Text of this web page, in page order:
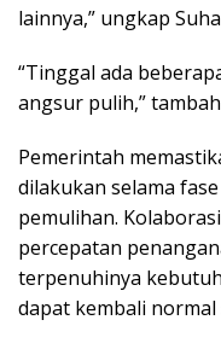
lainnya,” ungkap
“Tinggal ada
angsur pulih,”
Pemerintah
dilakukan selama
pemulihan.
percepatan
terpenuhinya
dapat kembali